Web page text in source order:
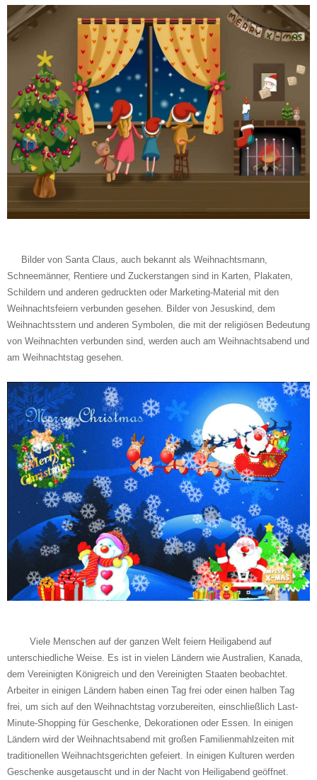
Bilder von Santa Claus, auch bekannt als Weihnachtsmann,
Schneemänner, Rentiere und Zuckerstangen sind in Karten, Plakaten,
Schildern und anderen gedruckten oder Marketing-Material mit den
Weihnachtsfeiern verbunden gesehen. Bilder von Jesuskind, dem
Weihnachtsstern und anderen Symbolen, die mit der religiösen Bedeutung
von Weihnachten verbunden sind, werden auch am Weihnachtsabend und
am Weihnachtstag gesehen.
Viele Menschen auf der ganzen Welt feiern Heiligabend auf
unterschiedliche Weise. Es ist in vielen Ländern wie Australien, Kanada,
dem Vereinigten Königreich und den Vereinigten Staaten beobachtet.
Arbeiter in einigen Ländern haben einen Tag frei oder einen halben Tag
frei, um sich auf den Weihnachtstag vorzubereiten, einschließlich Last-
Minute-Shopping für Geschenke, Dekorationen oder Essen. In einigen
Ländern wird der Weihnachtsabend mit großen Familienmahlzeiten mit
traditionellen Weihnachtsgerichten gefeiert. In einigen Kulturen werden
Geschenke ausgetauscht und in der Nacht von Heiligabend geöffnet.